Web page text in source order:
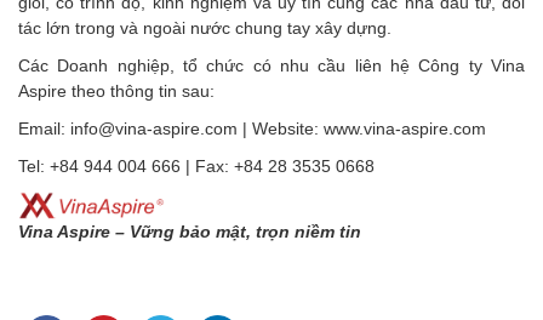
tác lớn trong và ngoài nước chung tay xây dựng.
Các Doanh nghiệp, tổ chức có nhu cầu liên hệ Công ty Vina
Aspire theo thông tin sau:
Email: info@vina-aspire.com | Website: www.vina-aspire.com
Tel: +84 944 004 666 | Fax: +84 28 3535 0668
Vina Aspire – Vững bảo mật, trọn niềm tin